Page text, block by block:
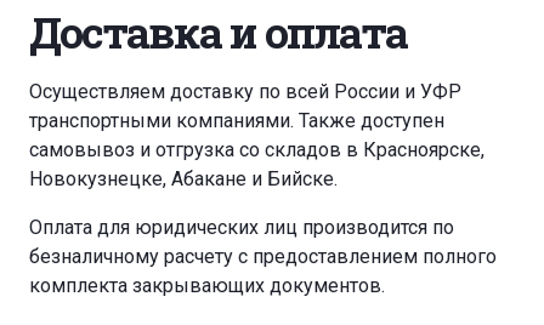
Доставка и оплата
Осуществляем доставку по всей России и УФР
транспортными компаниями. Также доступен
самовывоз и отгрузка со складов в Красноярске,
Новокузнецке, Абакане и Бийске.
Оплата для юридических лиц производится по
безналичному расчету с предоставлением полного
комплекта закрывающих документов.